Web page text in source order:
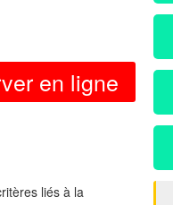
en ligne
liés à la